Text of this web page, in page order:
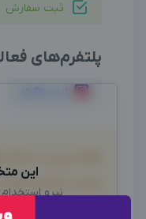
ثبت سفارش
پلتفرم‌های
لطفاً پیش از انجام
صحت خدمات ارائه
بدیهی است
این
نیرو